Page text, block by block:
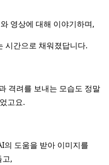
영상에 대해 이야기하며,
시간으로 채워졌답니다.
격려를 보내는 모습도 정말
고요.
의 도움을 받아 이미지를
고,